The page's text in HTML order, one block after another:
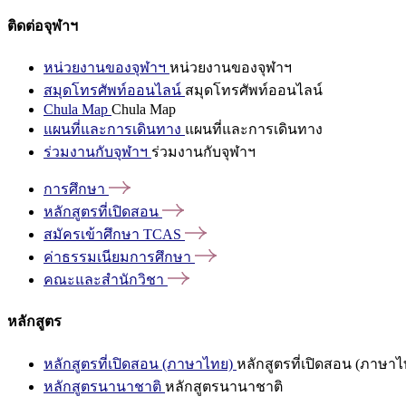
ติดต่อจุฬาฯ
หน่วยงานของจุฬาฯ หน่วยงานของจุฬาฯ
สมุดโทรศัพท์ออนไลน์ สมุดโทรศัพท์ออนไลน์
Chula Map Chula Map
แผนที่และการเดินทาง แผนที่และการเดินทาง
ร่วมงานกับจุฬาฯ ร่วมงานกับจุฬาฯ
การศึกษา
หลักสูตรที่เปิดสอน
สมัครเข้าศึกษา TCAS
ค่าธรรมเนียมการศึกษา
คณะและสำนักวิชา
หลักสูตร
หลักสูตรที่เปิดสอน (ภาษาไทย) หลักสูตรที่เปิดสอน (ภาษาไ
หลักสูตรนานาชาติ หลักสูตรนานาชาติ